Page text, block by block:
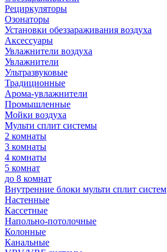
Рециркуляторы
Озонаторы
Установки обеззараживания воздуха
Аксессуары
Увлажнители воздуха
Увлажнители
Ультразвуковые
Традиционные
Арома-увлажнители
Промышленные
Мойки воздуха
Мульти сплит системы
2 комнаты
3 комнаты
4 комнаты
5 комнат
до 8 комнат
Внутренние блоки мульти сплит систем
Настенные
Кассетные
Напольно-потолочные
Колонные
Канальные